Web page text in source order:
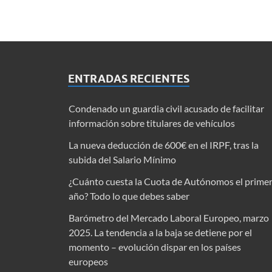
ENTRADAS RECIENTES
Condenado un guardia civil acusado de facilitar
información sobre titulares de vehículos
La nueva deducción de 600€ en el IRPF, tras la
subida del Salario Mínimo
¿Cuánto cuesta la Cuota de Autónomos el primer
año? Todo lo que debes saber
Barómetro del Mercado Laboral Europeo, marzo
2025. La tendencia a la baja se detiene por el
momento – evolución dispar en los países
europeos